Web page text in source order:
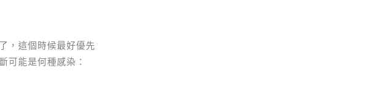
，這個時候最好優先
可能是何種感染：